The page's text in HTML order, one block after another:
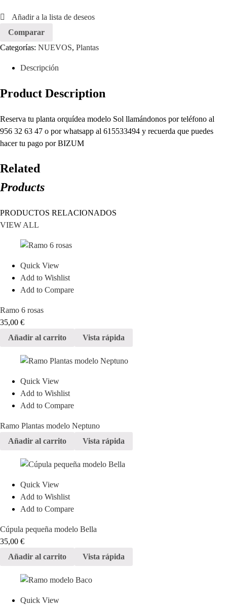
Añadir a la lista de deseos
Comparar
Categorías: NUEVOS, Plantas
Descripción
Product Description
Reserva tu planta orquídea modelo Sol llamándonos por teléfono al
956 32 63 47 o por whatsapp al 615533494 y recuerda que puedes
hacer tu pago por BIZUM
Related
Products
PRODUCTOS RELACIONADOS
VIEW ALL
Quick View
Add to Wishlist
Add to Compare
Ramo 6 rosas
35,00 €
Añadir al carrito
Vista rápida
Quick View
Add to Wishlist
Add to Compare
Ramo Plantas modelo Neptuno
Añadir al carrito
Vista rápida
Quick View
Add to Wishlist
Add to Compare
Cúpula pequeña modelo Bella
35,00 €
Añadir al carrito
Vista rápida
Quick View